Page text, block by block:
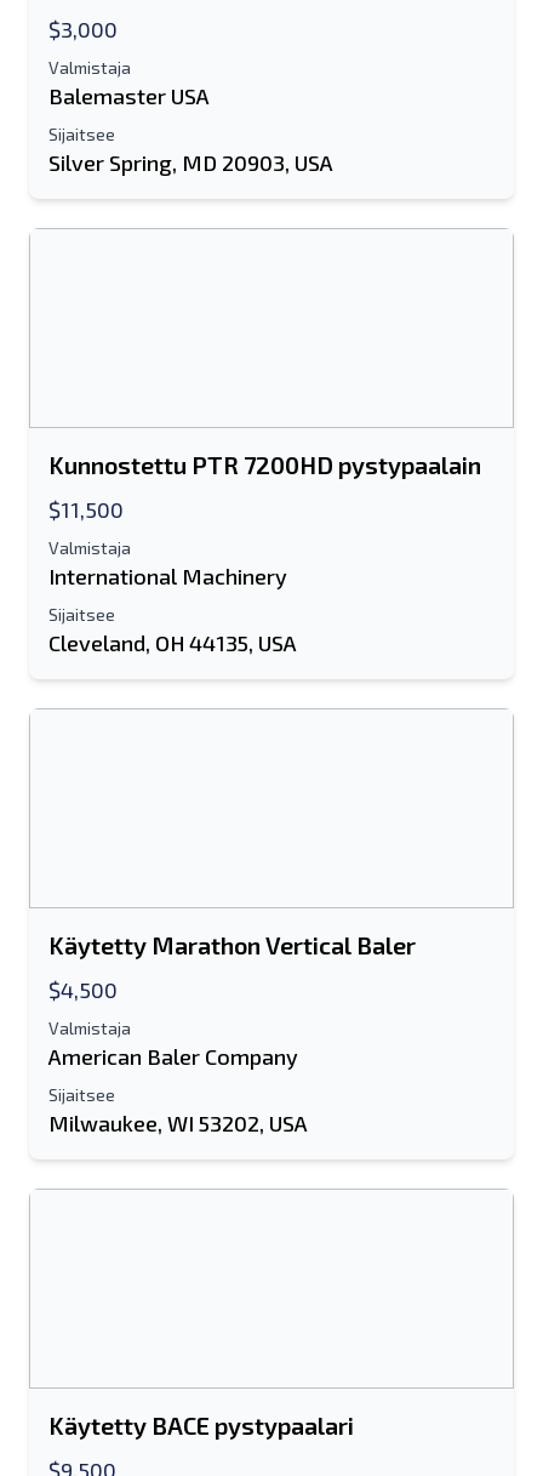
$3,000
Valmistaja
Balemaster USA
Sijaitsee
Silver Spring, MD 20903, USA
Kunnostettu PTR 7200HD pystypaalain
$11,500
Valmistaja
International Machinery
Sijaitsee
Cleveland, OH 44135, USA
Käytetty Marathon Vertical Baler
$4,500
Valmistaja
American Baler Company
Sijaitsee
Milwaukee, WI 53202, USA
Käytetty BACE pystypaalari
$9,500